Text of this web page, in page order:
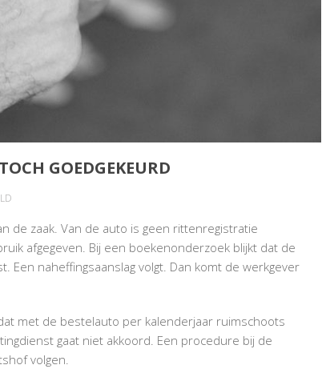
GOEDGEKEURD
ACHTERAF,
TOCH
GOEDGEKEURD
de zaak. Van de auto is geen rittenregistratie
afgegeven. Bij een boekenonderzoek blijkt dat de
naheffingsaanslag volgt. Dan komt de werkgever
met de bestelauto per kalenderjaar ruimschoots
gaat niet akkoord. Een procedure bij de
volgen.